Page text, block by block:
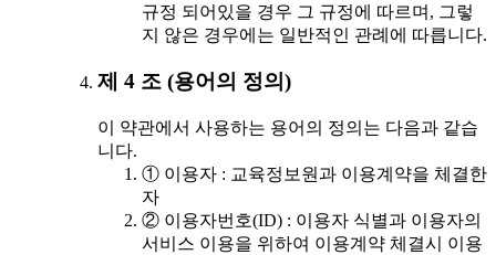
규정 되어있을 경우 그 규정에 따르며, 그렇
지 않은 경우에는 일반적인 관례에 따릅니다.
제 4 조 (용어의 정의)
이 약관에서 사용하는 용어의 정의는 다음과 같습
니다.
① 이용자 : 교육정보원과 이용계약을 체결한
자
② 이용자번호(ID) : 이용자 식별과 이용자의
서비스 이용을 위하여 이용계약 체결시 이용